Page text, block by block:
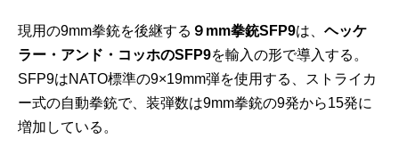
現用の9mm拳銃を後継する ９mm拳銃SFP9は、ヘッケ
ラー・アンド・コッホのSFP9を輸入の形で導入する。
SFP9はNATO標準の9×19mm弾を使用する、ストライカ
ー式の自動拳銃で、装弾数は9mm拳銃の9発から15発に
増加している。